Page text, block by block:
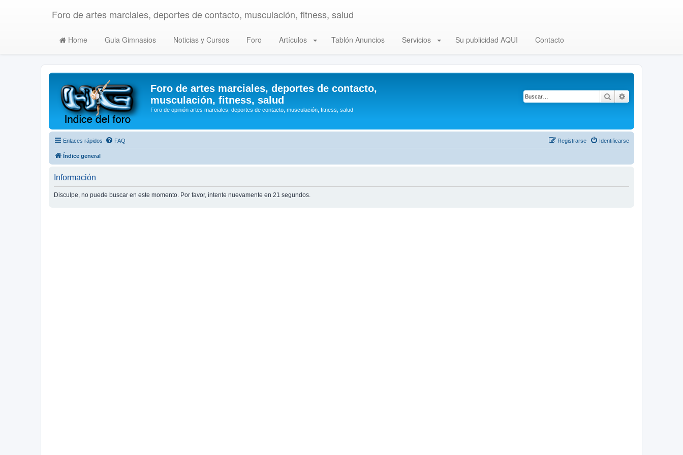
Foro de artes marciales, deportes de contacto, musculación, fitness, salud
Home Guia Gimnasios Noticias y Cursos Foro Artículos Tablón Anuncios Servicios Su publicidad AQUI Contacto
Foro de artes marciales, deportes de contacto,
musculación, fitness, salud
Foro de opinión artes marciales, deportes de contacto, musculación, fitness, salud
Buscar
Enlaces rápidos FAQ Identificarse
Registrarse
Índice general
Información
Disculpe, no puede buscar en este momento. Por favor, intente nuevamente en 21 segundos.